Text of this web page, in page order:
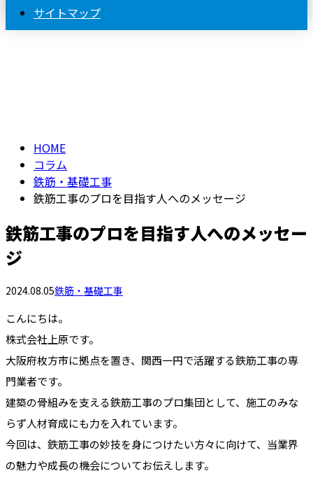
サイトマップ
HOME
コラム
鉄筋・基礎工事
鉄筋工事のプロを目指す人へのメッセージ
鉄筋工事のプロを目指す人へのメッセー
ジ
2024.08.05鉄筋・基礎工事
こんにちは。
株式会社上原です。
大阪府枚方市に拠点を置き、関西一円で活躍する鉄筋工事の専
門業者です。
建築の骨組みを支える鉄筋工事のプロ集団として、施工のみな
らず人材育成にも力を入れています。
今回は、鉄筋工事の妙技を身につけたい方々に向けて、当業界
の魅力や成長の機会についてお伝えします。